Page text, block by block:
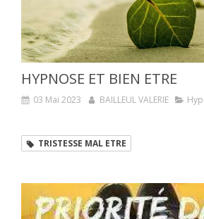
HYPNOSE ET BIEN ETRE
03 Mai 2023 BAILLEUL VALERIE
TRISTESSE MAL ETRE